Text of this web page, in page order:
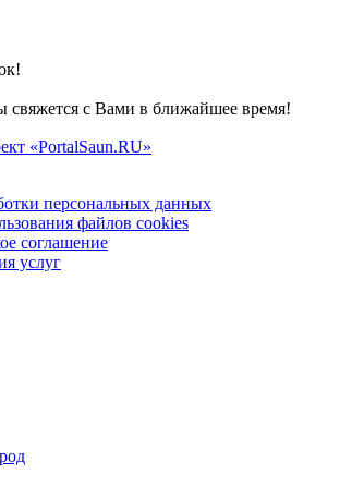
свяжется с Вами в ближайшее время!
«PortalSaun.RU»
персональных данных
файлов cookies
соглашение
услуг